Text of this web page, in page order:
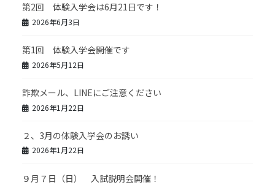
第2回 体験入学会は6月21日です！
2026年6月3日
第1回 体験入学会開催です
2026年5月12日
詐欺メール、LINEにご注意ください
2026年1月22日
２、3月の体験入学会のお誘い
2026年1月22日
９月７日（日） 入試説明会開催！